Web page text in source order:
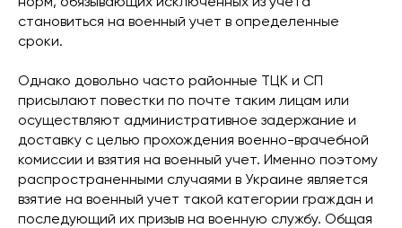
становиться на военный учет в определенные
сроки.
Однако довольно часто районные ТЦК и СП
присылают повестки по почте таким лицам или
осуществляют административное задержание и
доставку с целью прохождения военно-врачебной
комиссии и взятия на военный учет. Именно поэтому
распространенными случаями в Украине является
взятие на военный учет такой категории граждан и
последующий их призыв на военную службу. Общая